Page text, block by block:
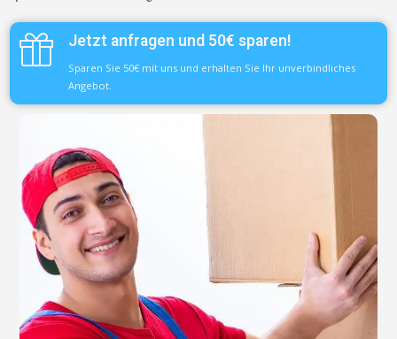
Jetzt anfragen und 50€ sparen!
Sparen Sie 50€ mit uns und erhalten Sie Ihr unverbindliches
Angebot.